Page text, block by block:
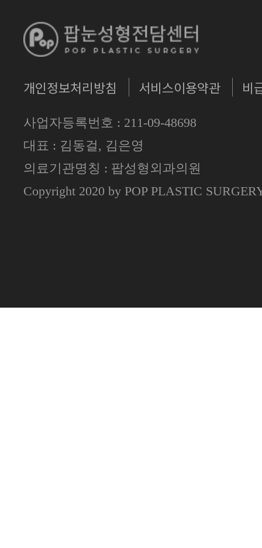
개인정보처리방침 서비스이용약관 비
사업자등록번호 : 211-09-48698
대표 : 김동걸, 김은영
의료기관명칭 : 팝성형외과의원
Copyright 2020 by POP PLASTIC